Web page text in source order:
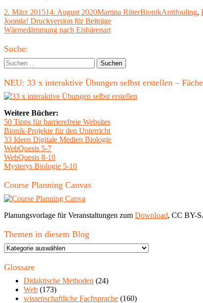
Veröffentlicht
am
2. März 201514. August 2020Autor
Martina RüterKategorien
BionikSchlagwörter
Antifouling,
Beitragsnavigation
Vorheriger
Beitrag:
Joomla! Druckversion für Beiträge
Nächster
Wärmedämmung nach Eisbärenart
Haupt-
Seitenleiste
Suche:
Suchen
nach:
NEU: 33 x interaktive Übungen selbst erstellen –
Weitere Bücher:
50 Tipps für barrierefreie Websites
Bionik-Projekte für den Unterricht
33 Ideen Digitale Medien Biologie
WebQuests 5-7
WebQuests 8-10
Mysterys Biologie 5-10
Course Planning Canvas
Planungsvorlage für Veranstaltungen zum Download, CC BY-
Themen in diesem Blog
Themen
diesem
Glossare
Didaktische Methoden (24)
Web (173)
wissenschaftliche Fachsprache (160)